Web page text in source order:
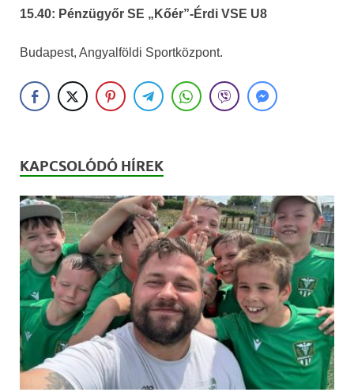
15.40: Pénzügyőr SE „Kőér”-Érdi VSE U8
Budapest, Angyalföldi Sportközpont.
KAPCSOLÓDÓ HÍREK